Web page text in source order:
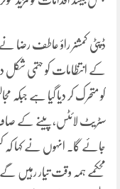
ڈپٹی کمشنر راؤ عاطف رضا
کے انتظامات کو حتمی شکل
کو متحرک کر دیا گیا ہے
سٹریٹ لائٹس، پینے کے صاف
جائے گا۔ انہوں نے کہا کہ
محکمے ہمہ وقت تیار رہیں